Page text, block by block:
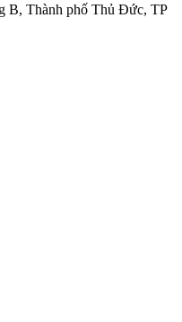
B, Thành phố Thủ Đức, TP